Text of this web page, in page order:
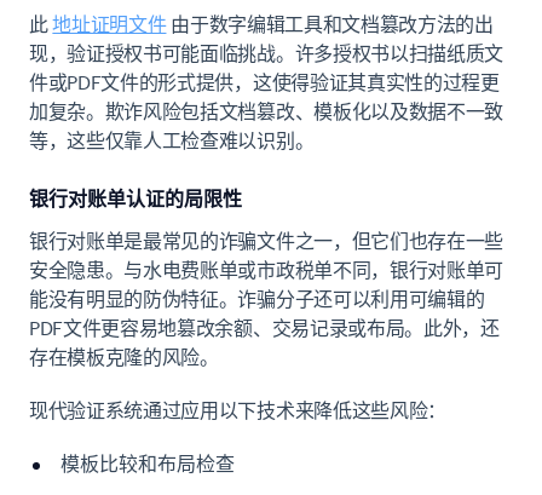
此地址证明文件由于数字编辑工具和文档篡改方法的出
现，验证授权书可能面临挑战。许多授权书以扫描纸质文
件或PDF文件的形式提供，这使得验证其真实性的过程更
加复杂。欺诈风险包括文档篡改、模板化以及数据不一致
等，这些仅靠人工检查难以识别。
银行对账单认证的局限性
银行对账单是最常见的诈骗文件之一，但它们也存在一些
安全隐患。与水电费账单或市政税单不同，银行对账单可
能没有明显的防伪特征。诈骗分子还可以利用可编辑的
PDF文件更容易地篡改余额、交易记录或布局。此外，还
存在模板克隆的风险。
现代验证系统通过应用以下技术来降低这些风险：
模板比较和布局检查